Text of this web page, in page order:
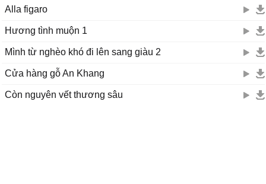
Alla figaro
Hương tình muộn 1
Mình từ nghèo khó đi lên sang giàu 2
Cửa hàng gỗ An Khang
Còn nguyên vết thương sâu